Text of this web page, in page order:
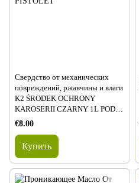
Свердство от механических
повреждений, ржавчины и влаги
K2 ŚRODEK OCHRONY
KAROSERII CZARNY 1L POD
PISTOLET
€8.00
Купить